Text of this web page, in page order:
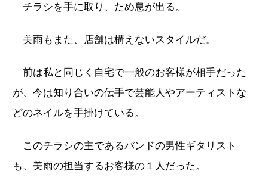
チラシを手に取り、ため息が出る。
美雨もまた、店舗は構えないスタイルだ。
前は私と同じく自宅で一般のお客様が相手だった
が、今は知り合いの伝手で芸能人やアーティストな
どのネイルを手掛けている。
このチラシの主であるバンドの男性ギタリスト
も、美雨の担当するお客様の１人だった。